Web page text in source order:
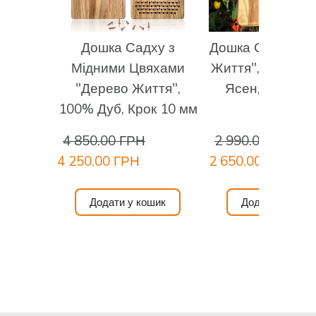
30 секунд. Якщо вам дуже важко босоніж, одягніть
тонкі бавовняні шкарпетки. Коли зможете вистояти 5
хвилин, біль вщухне і ви зможете стояти скільки вам
забажається.
Закінчення практики:З видихом зійдіть з дошок
Садху використовуючи підтримку або без неї.
Відчуйте свої стопи на поверхні підлоги. Відчуйте
своє тіло. Подякуйте йому та Всесвіту за цю практику,
Спостерігайте зміни. Насолоджуйтесь.
Дошка Садху з
Мідними Цвяхами
"Дерево Життя",
100% Дуб, Крок 10 мм
4 850.00 ГРН
4 250.00 ГРН
Додати у кошик
Дошка Садху
Життя",
Ясен, Крок
2 990.00 ГРН
2 650.00 ГРН
Додати у